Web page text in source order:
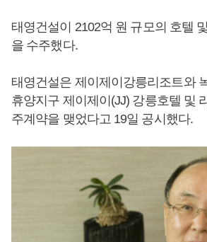
태영건설이 2102억 원 규모의 호텔
을 수주했다.
태영건설은 제이제이강릉리조트와
휴양지구 제이제이(JJ) 강릉호텔 및
주계약을 맺었다고 19일 공시했다.